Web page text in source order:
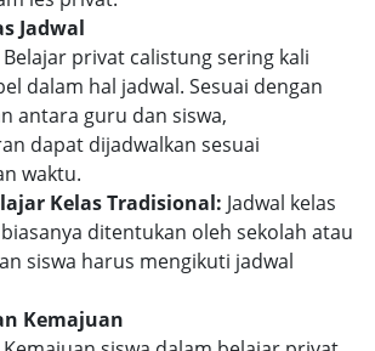
Jadwal
Belajar privat calistung sering kali
dalam hal jadwal. Sesuai dengan
antara guru dan siswa,
dapat dijadwalkan sesuai
waktu.
Kelas Tradisional: Jadwal kelas
ditentukan oleh sekolah atau
siswa harus mengikuti jadwal
Kemajuan